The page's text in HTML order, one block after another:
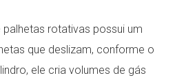
rotativas possui um
que deslizam, conforme o
ele cria volumes de gás